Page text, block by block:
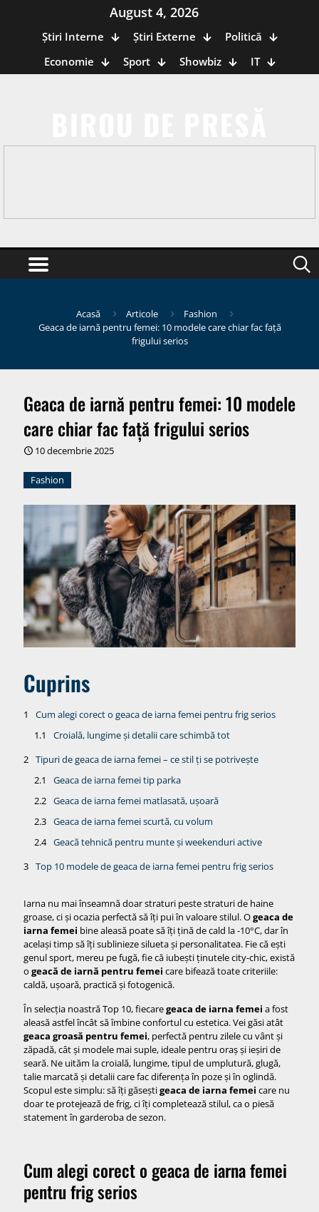
August 4, 2026
Știri Interne Știri Externe
Politică
Economie
Sport Showbiz IT
Acasă Articole
Fashion
Geaca de iarnă pentru femei: 10 modele care chiar fac față
frigului serios
Geaca de iarnă pentru femei: 10 modele
care chiar fac față frigului serios
10 decembrie 2025
Fashion
Cuprins
Cum alegi corect o geaca de iarna femei pentru frig serios
Croială, lungime și detalii care schimbă tot
Tipuri de geaca de iarna femei – ce stil ți se potrivește
Geaca de iarna femei tip parka
Geaca de iarna femei matlasată, ușoară
Geaca de iarna femei scurtă, cu volum
Geacă tehnică pentru munte și weekenduri active
Top 10 modele de geaca de iarna femei pentru frig serios
Parka
2. Geaca de iarna femei: Columbia Carson Pass II Jacket
3. Geaca de iarna femei: Columbia Pike Lake III Long
Jacket
4. Geaca de iarna femei: Klimatex AORA1
6. Geaca de iarna femei: Aritzia The Super Puff
7. Geaca de iarna femei: Lululemon Wunder Puff Jacket
8. Geaca de iarna femei: The North Face 1996 Retro
Nuptse Jacket
9. Geaca de iarna femei: model DORA lungă, matlasată, cu
glugă
10. Geaca de iarna femei: puffer lung generic outdoor
Iarna nu mai înseamnă doar straturi peste straturi de haine
groase, ci și ocazia perfectă să îți pui în valoare stilul. Ogeaca de
iarna femei bine aleasă poate să îți țină de cald la -10°C, dar în
același timp să îți sublinieze silueta și personalitatea. Fie că ești
genul sport, mereu pe fugă, fie că iubești ținutele city-chic, există
o geacă de iarnă pentru femei care bifează toate criteriile:
caldă, ușoară, practică și fotogenică.
În selecția noastră Top 10, fiecaregeaca de iarna femei a fost
aleasă astfel încât să îmbine confortul cu estetica. Vei găsi atât
geaca groasă pentru femei, perfectă pentru zilele cu vânt și
zăpadă, cât și modele mai suple, ideale pentru oraș și ieșiri de
seară. Ne uităm la croială, lungime, tipul de umplutură, glugă,
talie marcată și detalii care fac diferența în poze și în oglindă.
Scopul este simplu: să îți găseștigeaca de iarna femei care nu
doar te protejează de frig, ci îți completează stilul, ca o piesă
statement în garderoba de sezon.
Cum alegi corect o geaca de iarna femei
pentru frig serios